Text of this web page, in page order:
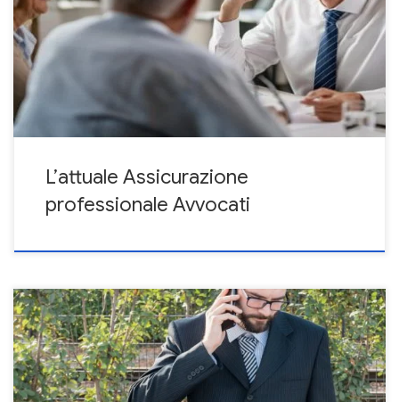
Ministero della Giustizia del 22/09/2016. Tale decreto è intitolato
“Condizioni essenziali e massimali minimi delle polizze assicurative
a copertura della responsabilità civile e degli infortuni derivanti
dall’esercizio della professione di avvocato“. In merito […]
L’attuale Assicurazione
professionale Avvocati
Quando si stipula un’assicurazione rc professionale per Avvocato
occorre considerare diversi elementi. Il massimale, le esclusioni, le
franchigie gli scoperti, la cd. retroattività (chiamata anche